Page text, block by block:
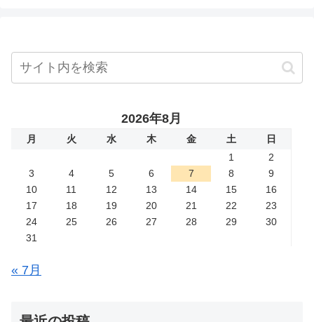
2026年8月
月 火 水 木 金 土
日
1
2
3
4 5 6 7 8
9
10
11 12 13 14 15
16
17
18 19 20 21 22
23
24
25 26 27 28 29
30
31
« 7月